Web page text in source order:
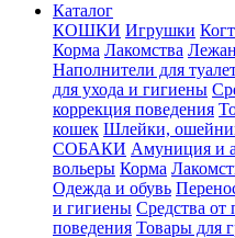
Каталог
КОШКИ Игрушки
Корма Лакомства
Наполнители для
для ухода и гигиены
коррекция поведения
кошек Шлейки,
СОБАКИ Амуниция и
вольеры Корма
Одежда и обувь
и гигиены Средства от
поведения Товары для